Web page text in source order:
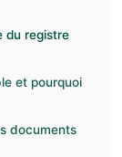
du registre
et pourquoi
documents